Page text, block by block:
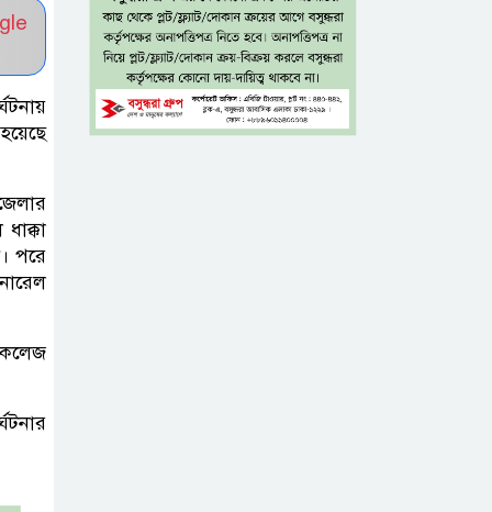
পরে
শ্রেণিতে থাকছে ভর্তি পরীক্ষা
৫ শতাংশ মজুরি
বৃদ্ধি প্রত্যাখ্যান,
নতুন মজুরি বোর্ড